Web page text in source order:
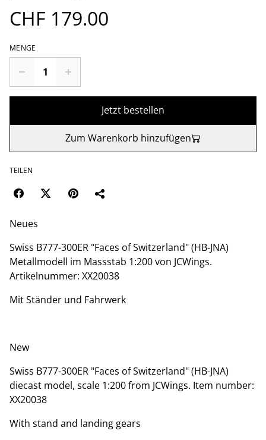
CHF 179.00
MENGE
Jetzt bestellen
Zum Warenkorb hinzufügen
TEILEN
Neues
Swiss B777-300ER "Faces of Switzerland" (HB-JNA)
Metallmodell im Massstab 1:200 von JCWings.
Artikelnummer: XX20038
Mit Ständer und Fahrwerk
New
Swiss B777-300ER "Faces of Switzerland" (HB-JNA)
diecast model, scale 1:200 from JCWings. Item number:
XX20038
With stand and landing gears